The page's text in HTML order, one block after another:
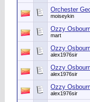
Orchester
moiseykin
Ozzy
mart
Ozzy
alex1976sir
Ozzy
alex1976sir
Ozzy
alex1976sir